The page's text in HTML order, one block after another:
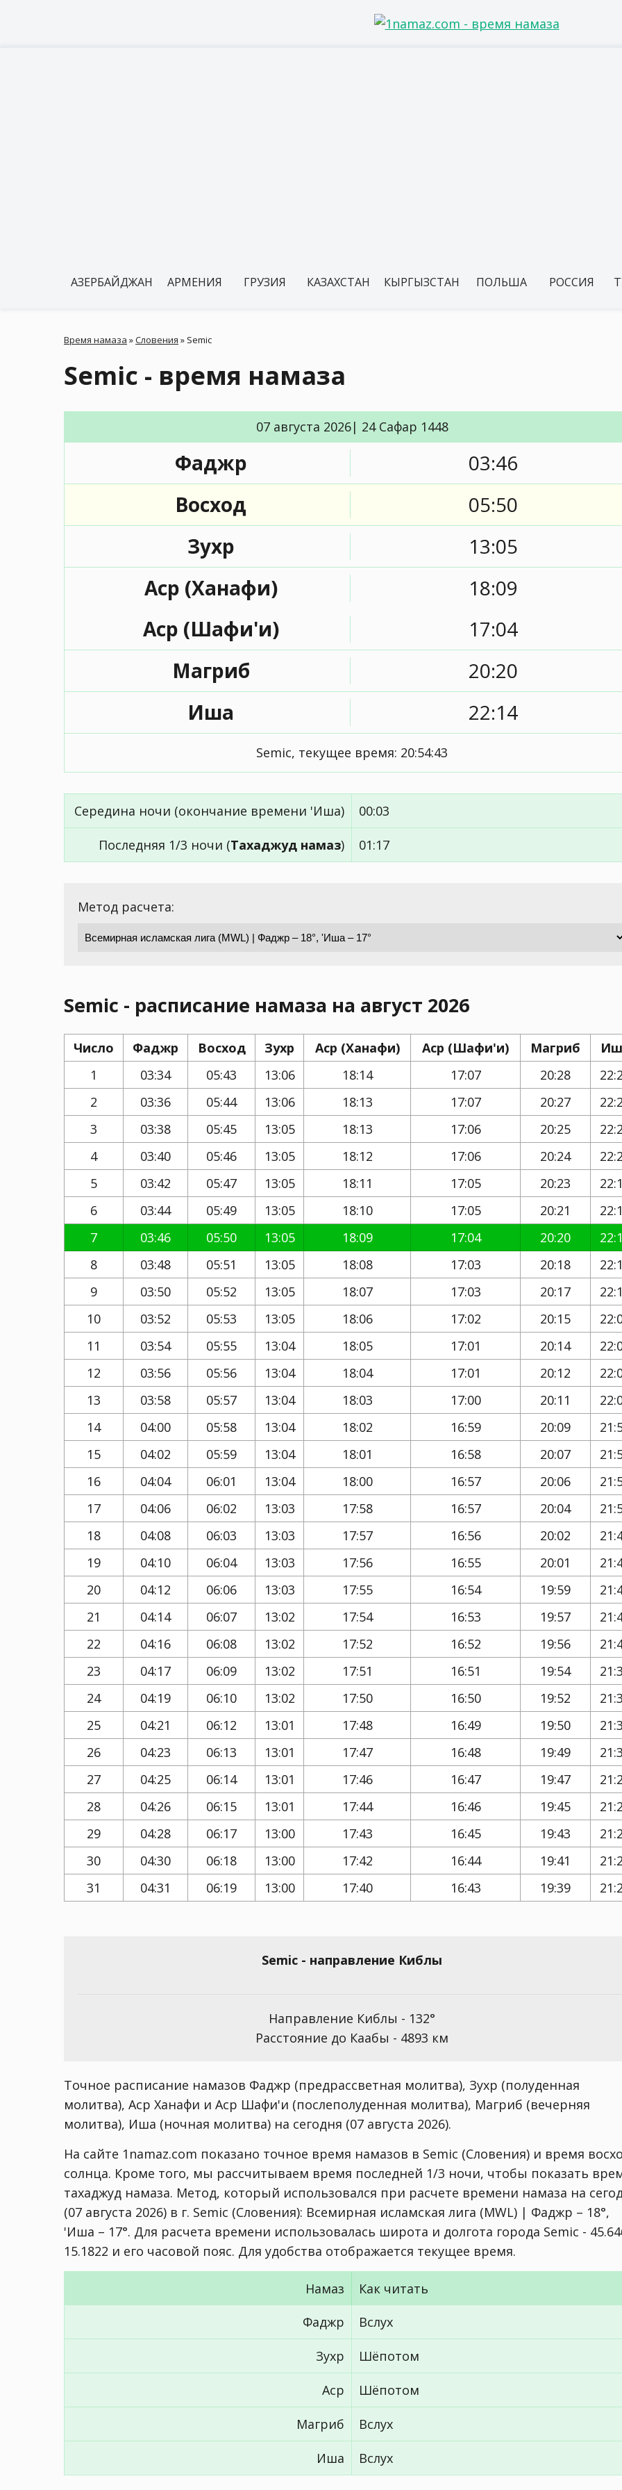
АЗЕРБАЙДЖАН АРМЕНИЯ ГРУЗИЯ КАЗАХСТАН КЫРГЫЗСТАН ПОЛЬША РОССИЯ
Время намаза »Словения » Semic
Semic - время намаза
07 августа 2026| 24 Сафар 1448
Фаджр
03:46
Восход
05:50
Зухр
13:05
Аср (Ханафи)
18:09
Аср (Шафи'и)
17:04
Магриб
20:20
Иша
22:14
Semic, текущее время: 20:54:43
Середина ночи (окончание времени 'Иша) 00:03
Последняя 1/3 ночи (Тахаджуд намаз) 01:17
Метод расчета:
Semic - расписание намаза на август 2026
Число Фаджр Восход Зухр Аср (Ханафи) Аср (Шафи'и) Магриб
1
03:34 05:43 13:06 18:14 17:07 20:28
2
03:36 05:44 13:06 18:13 17:07 20:27
3
03:38 05:45 13:05 18:13 17:06 20:25
4
03:40 05:46 13:05 18:12 17:06 20:24
5
03:42 05:47 13:05 18:11 17:05 20:23
6
03:44 05:49 13:05 18:10 17:05 20:21
7
03:46 05:50 13:05 18:09 17:04 20:20
8
03:48 05:51 13:05 18:08 17:03 20:18
9
03:50 05:52 13:05 18:07 17:03 20:17
10
03:52 05:53 13:05 18:06 17:02 20:15
11
03:54 05:55 13:04 18:05 17:01 20:14
12
03:56 05:56 13:04 18:04 17:01 20:12
13
03:58 05:57 13:04 18:03 17:00 20:11
14
04:00 05:58 13:04 18:02 16:59 20:09
15
04:02 05:59 13:04 18:01 16:58 20:07
16
04:04 06:01 13:04 18:00 16:57 20:06
17
04:06 06:02 13:03 17:58 16:57 20:04
18
04:08 06:03 13:03 17:57 16:56 20:02
19
04:10 06:04 13:03 17:56 16:55 20:01
20
04:12 06:06 13:03 17:55 16:54 19:59
21
04:14 06:07 13:02 17:54 16:53 19:57
22
04:16 06:08 13:02 17:52 16:52 19:56
23
04:17 06:09 13:02 17:51 16:51 19:54
24
04:19 06:10 13:02 17:50 16:50 19:52
25
04:21 06:12 13:01 17:48 16:49 19:50
26
04:23 06:13 13:01 17:47 16:48 19:49
27
04:25 06:14 13:01 17:46 16:47 19:47
28
04:26 06:15 13:01 17:44 16:46 19:45
29
04:28 06:17 13:00 17:43 16:45 19:43
30
04:30 06:18 13:00 17:42 16:44 19:41
31
04:31 06:19 13:00 17:40 16:43 19:39
Semic - направление Киблы
Направление Киблы - 132°
Расстояние до Каабы - 4893 км
Точное расписание намазов Фаджр (предрассветная молитва), Зухр (полуденная
молитва), Аср Ханафи и Аср Шафи'и (послеполуденная молитва), Магриб (вечерняя
молитва), Иша (ночная молитва) на сегодня (07 августа 2026).
На сайте 1namaz.com показано точное время намазов в Semic (Словения) и время
солнца. Кроме того, мы рассчитываем время последней 1/3 ночи, чтобы показать
тахаджуд намаза. Метод, который использовался при расчете времени намаза на
(07 августа 2026) в г. Semic (Словения): Всемирная исламская лига (MWL) | Фаджр – 18°,
'Иша – 17°. Для расчета времени использовалась широта и долгота города Semic -
15.1822 и его часовой пояс. Для удобства отображается текущее время.
Намаз
Как читать
Фаджр
Вслух
Зухр Шёпотом
Аср Шёпотом
Магриб Вслух
Иша Вслух